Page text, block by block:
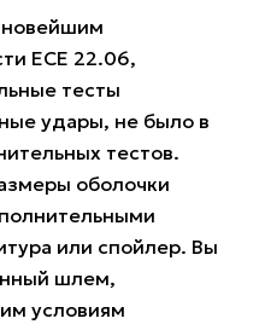
новейшим
ECE 22.06,
тесты
удары, не было в
тестов.
оболочки
или спойлер. Вы
шлем,
условиям